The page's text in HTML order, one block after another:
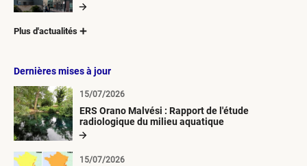
Plus d'actualités
Dernières mises à jour
ERS Orano Malvési : Rapport de l'étude
radiologique du milieu aquatique
15/07/2026
15/07/2026